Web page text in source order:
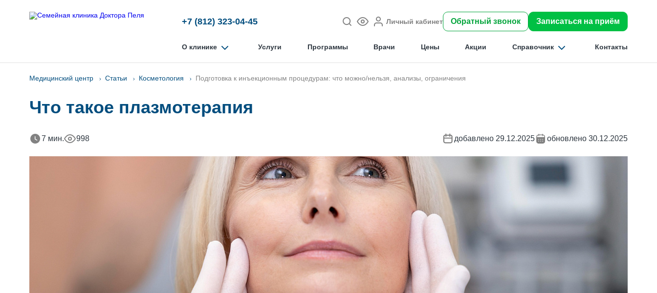
+7 (812) 323-04-45 Личный кабинет Обратный звонок Записаться на приём
О клинике Услуги Программы Врачи Цены Акции Справочник Контакты
Медицинский центр Статьи Косметология Подготовка к инъекционным процедурам: что можно/нельзя, анализы, ограничения
Что такое плазмотерапия
7 мин. 998 добавлено 29.12.2025 обновлено 30.12.2025